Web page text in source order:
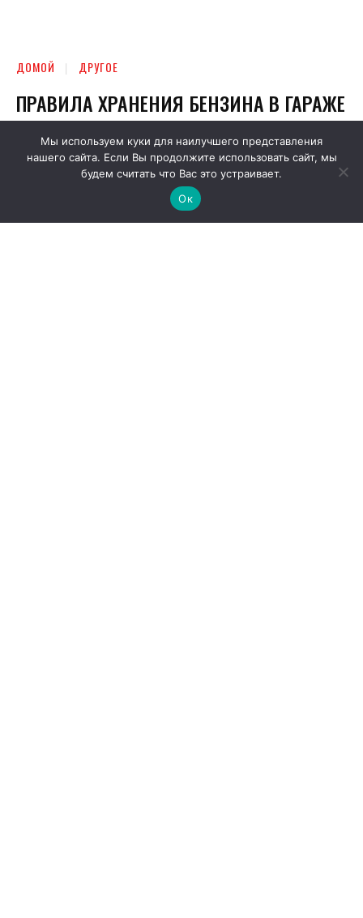
Мы используем куки для наилучшего представления
нашего сайта. Если Вы продолжите использовать сайт, мы
будем считать что Вас это устраивает.
Ок